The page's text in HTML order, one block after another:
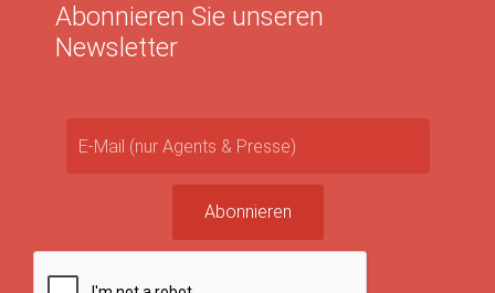
Abonnieren Sie unseren
Newsletter